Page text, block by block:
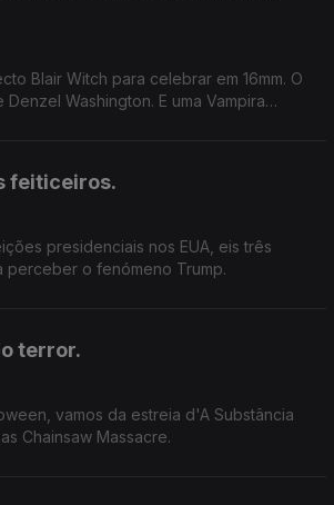
Blair Witch para celebrar em 16mm. O
Washington. E uma Vampira
feiticeiros.
presidenciais nos EUA, eis três
perceber o fenómeno Trump.
terror.
vamos da estreia d'A Substância
Chainsaw Massacre.